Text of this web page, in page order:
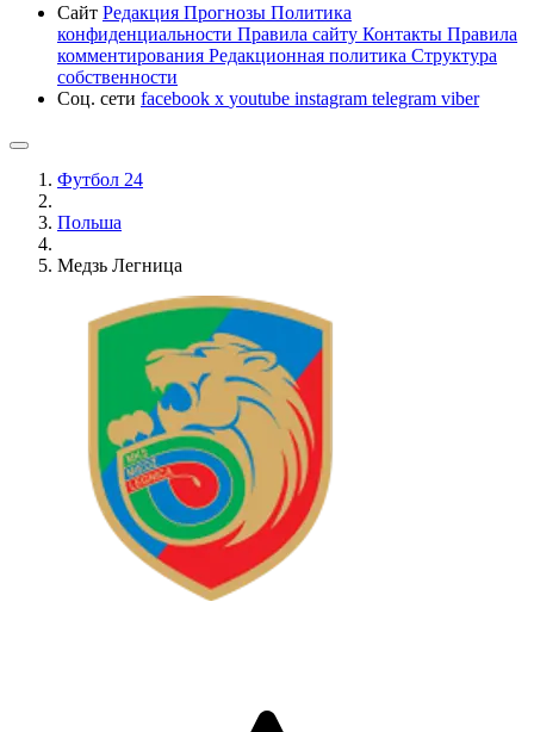
Сайт Редакция Прогнозы Политика
конфиденциальности Правила сайту Контакты Правила
комментирования Редакционная политика Структура
собственности
Соц. сети facebook x youtube instagram telegram viber
Футбол 24
Польша
Медзь Легница